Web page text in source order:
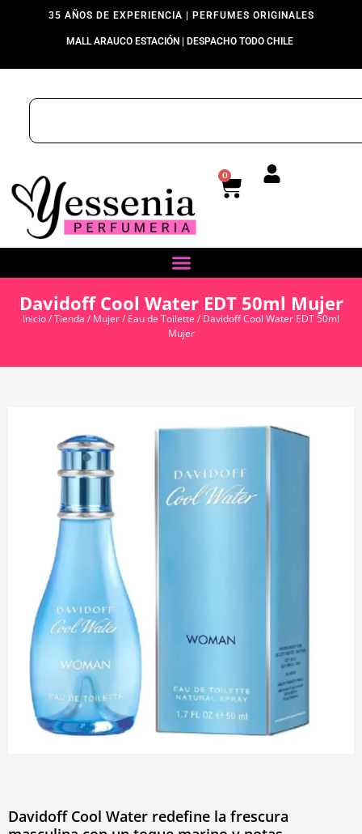
35 AÑOS DE EXPERIENCIA | PERFUMES ORIGINALES
MALL ARAUCO ESTACIÓN | DESPACHO TODO CHILE
0
Davidoff Cool Water EDT 50ml Mujer
Inicio/Tienda / Mujer/ Eau de Toilette / Davidoff Cool Water EDT 50ml
Mujer
Davidoff Cool Water redefine la frescura